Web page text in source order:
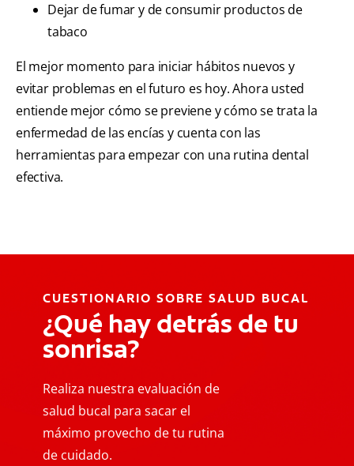
Dejar de fumar y de consumir productos de
tabaco
El mejor momento para iniciar hábitos nuevos y
evitar problemas en el futuro es hoy. Ahora usted
entiende mejor cómo se previene y cómo se trata la
enfermedad de las encías y cuenta con las
herramientas para empezar con una rutina dental
efectiva.
CUESTIONARIO SOBRE SALUD BUCAL
¿Qué hay detrás de tu
sonrisa?
Realiza nuestra evaluación de
salud bucal para sacar el
máximo provecho de tu rutina
de cuidado.